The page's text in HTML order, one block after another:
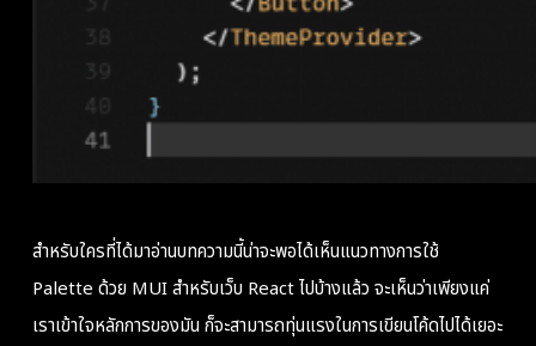
สำหรับใครที่ได้มาอ่านบทความนี้น่าจะพอได้เห็นแนวทางการใช้
Palette ด้วย MUI สำหรับเว็บ React ไปบ้างแล้ว จะเห็นว่าเพียงแค่
เราเข้าใจหลักการของมัน ก็จะสามารถทุ่นแรงในการเขียนโค้ดไปได้เยอะ